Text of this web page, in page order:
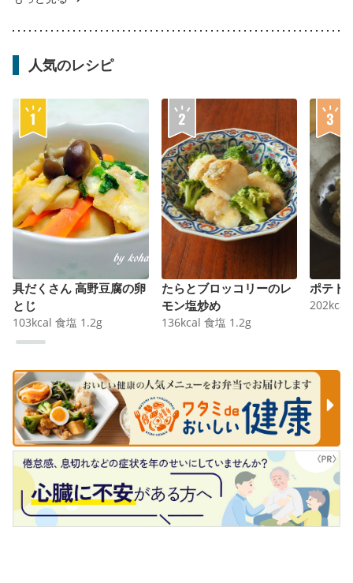
人気のレシピ
具だくさん 高野豆腐の卵
とじ
103kcal 食塩 1.2g
たらとブロッコリーのレ
モン塩炒め
136kcal 食塩 1.2g
ポテト
202kcal